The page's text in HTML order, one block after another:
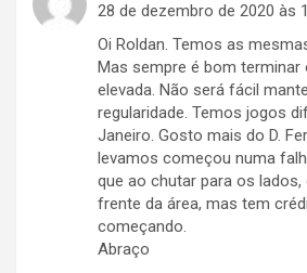
28 de dezembro de 2020 às
Oi Roldan. Temos as
Mas sempre é bom
elevada. Não será fácil
regularidade. Temos jogos
Janeiro. Gosto mais do D.
levamos começou numa
que ao chutar para os lados,
frente da área, mas tem
começando.
Abraço